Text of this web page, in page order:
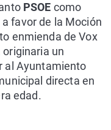
PSOE como
favor de la Moción
enmienda de Vox
un
al Ayuntamiento
directa en
edad.